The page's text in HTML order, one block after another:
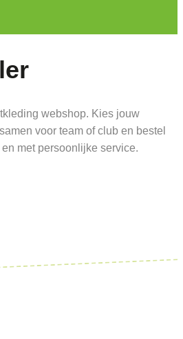
webshop. Kies jouw
voor team of club en bestel
met persoonlijke service.